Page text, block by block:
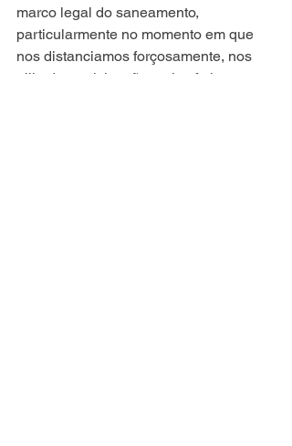
marco legal do saneamento,
particularmente no momento em que
nos distanciamos forçosamente, nos
alija da participação mais efetiva na